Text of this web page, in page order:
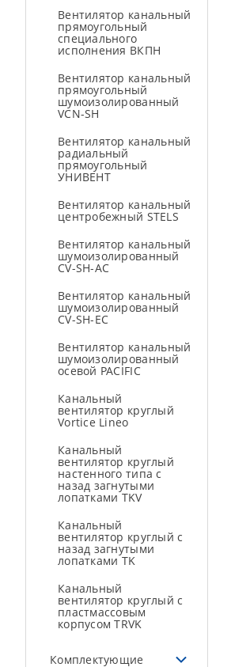
Вентилятор канальный
прямоугольный
специального
исполнения ВКПН
Вентилятор канальный
прямоугольный
шумоизолированный
VCN-SH
Вентилятор канальный
радиальный
прямоугольный
УНИВЕНТ
Вентилятор канальный
центробежный STELS
Вентилятор канальный
шумоизолированный
CV-SH-AC
Вентилятор канальный
шумоизолированный
CV-SH-ЕС
Вентилятор канальный
шумоизолированный
осевой PACIFIC
Канальный
вентилятор круглый
Vortice Lineo
Канальный
вентилятор круглый
настенного типа с
назад загнутыми
лопатками TKV
Канальный
вентилятор круглый с
назад загнутыми
лопатками TK
Канальный
вентилятор круглый с
пластмассовым
корпусом TRVK
Комплектующие